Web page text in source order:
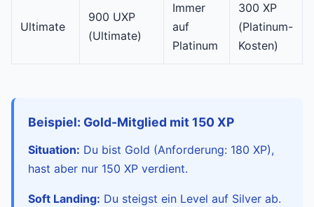
Ultimate
900 UXP
(Ultimate)
Immer
auf
Platinum
300 XP
(Platinum-
Kosten)
Beispiel: Gold-Mitglied mit 150 XP
Situation: Du bist Gold (Anforderung: 180 XP),
hast aber nur 150 XP verdient.
Soft Landing: Du steigst ein Level auf Silver ab.